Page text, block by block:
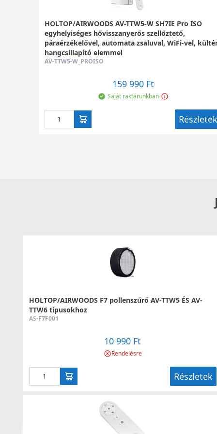
HOLTOP/AIRWOODS AV-TTW5-W SH7IE Pro ISO
egyhelyiséges hővisszanyerős szellőztető,
páraérzékelővel, automata zsaluval, WiFi-vel,
hangcsillapító elemmel
AV-TTW5-W_PROISO
159 990 Ft
Saját raktárunkban
HOLTOP/AIRWOODS F7 pollenszűrő AV-TTW5 ÉS AV-
TTW6 típusokhoz
AS-F7F001
10 990 Ft
Rendelésre
Részletek